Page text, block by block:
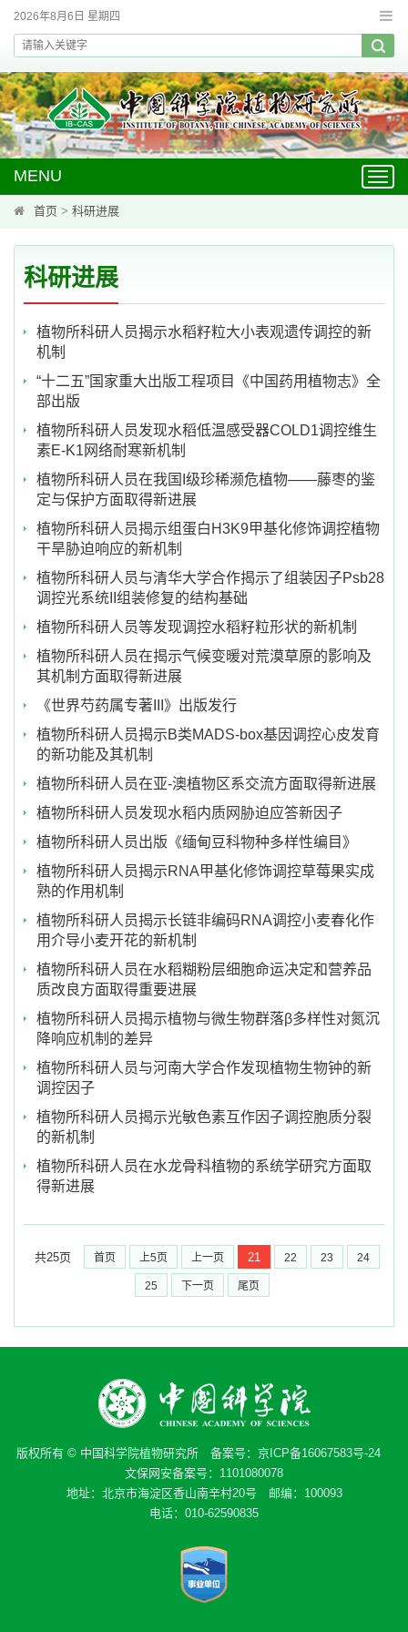
2026年8月6日 星期四
MENU
首页 > 科研进展
科研进展
植物所科研人员揭示水稻籽粒大小表观遗传调控的新
机制
“十二五”国家重大出版工程项目《中国药用植物志》全
部出版
植物所科研人员发现水稻低温感受器COLD1调控维生
素E-K1网络耐寒新机制
植物所科研人员在我国I级珍稀濒危植物——藤枣的鉴
定与保护方面取得新进展
植物所科研人员揭示组蛋白H3K9甲基化修饰调控植物
干旱胁迫响应的新机制
植物所科研人员与清华大学合作揭示了组装因子Psb28
调控光系统II组装修复的结构基础
植物所科研人员等发现调控水稻籽粒形状的新机制
植物所科研人员在揭示气候变暖对荒漠草原的影响及
其机制方面取得新进展
《世界芍药属专著III》出版发行
植物所科研人员揭示B类MADS-box基因调控心皮发育
的新功能及其机制
植物所科研人员在亚-澳植物区系交流方面取得新进展
植物所科研人员发现水稻内质网胁迫应答新因子
植物所科研人员出版《缅甸豆科物种多样性编目》
植物所科研人员揭示RNA甲基化修饰调控草莓果实成
熟的作用机制
植物所科研人员揭示长链非编码RNA调控小麦春化作
用介导小麦开花的新机制
植物所科研人员在水稻糊粉层细胞命运决定和营养品
质改良方面取得重要进展
植物所科研人员揭示植物与微生物群落β多样性对氮沉
降响应机制的差异
植物所科研人员与河南大学合作发现植物生物钟的新
调控因子
植物所科研人员揭示光敏色素互作因子调控胞质分裂
的新机制
植物所科研人员在水龙骨科植物的系统学研究方面取
得新进展
共25页 首页 上5页 上一页 21 22 23 24
25 下一页 尾页
版权所有 © 中国科学院植物研究所 备案号： 京ICP备16067583号-24
文保网安备案号：1101080078
地址：北京市海淀区香山南辛村20号 邮编：100093
电话：010-62590835